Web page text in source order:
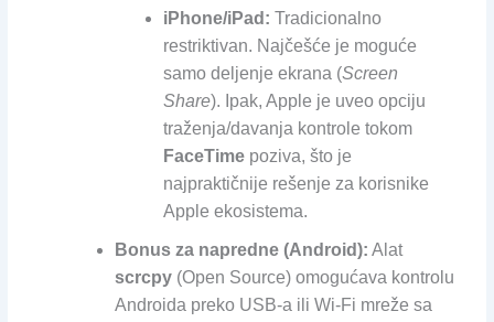
iPhone/iPad: Tradicionalno
restriktivan. Najčešće je moguće
samo deljenje ekrana (Screen
Share). Ipak, Apple je uveo opciju
traženja/davanja kontrole tokom
FaceTimepoziva, što je
najpraktičnije rešenje za korisnike
Apple ekosistema.
Bonus za napredne (Android): Alat
scrcpy(Open Source) omogućava kontrolu
Androida preko USB-a ili Wi-Fi mreže sa